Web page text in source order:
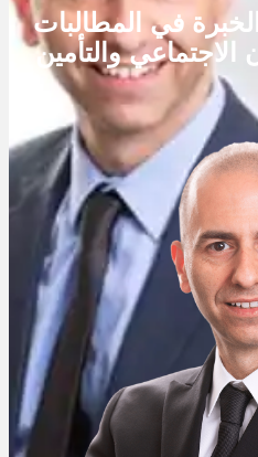
في المطالبات
والتأمين